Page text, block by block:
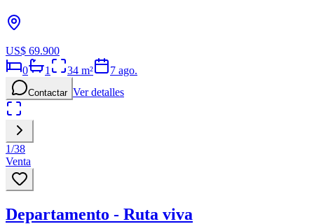
US$ 69.900
0
1 34 m² 7 ago.
Contactar Ver detalles
1/38
Venta
Departamento - Ruta viva